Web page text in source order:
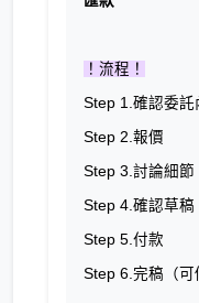
！流程！
Step 1.確認委託
Step 2.報價
Step 3.討論細節
Step 4.確認草稿
Step 5.付款
Step 6.完稿（可